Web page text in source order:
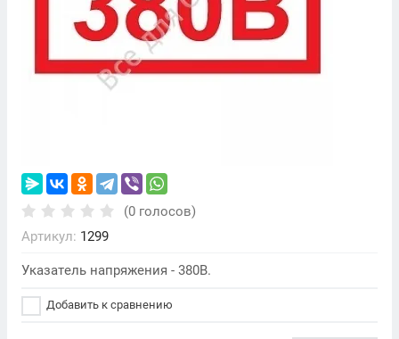
(0 голосов)
Артикул: 1299
Указатель напряжения - 380В.
Добавить к сравнению